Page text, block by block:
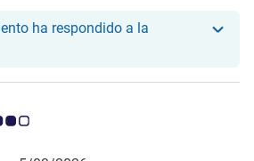
ha respondido a la
de Avis 4.0/5